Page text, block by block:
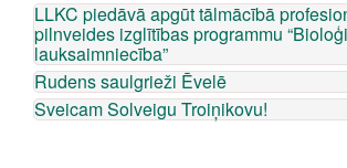
LLKC piedāvā apgūt tālmācībā
pilnveides izglītības programmu
lauksaimniecība”
Rudens saulgrieži Ēvelē
Sveicam Solveigu Troiņikovu!